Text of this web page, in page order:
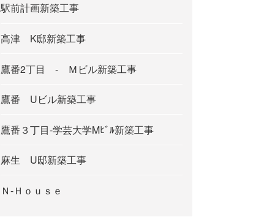
駅前計画新築工事
高津 K邸新築工事
鷹番2丁目 - Ｍビル新築工事
鷹番 Uビル新築工事
鷹番３丁目-学芸大学Mﾋﾞﾙ新築工事
麻生 U邸新築工事
Ｎ-Ｈｏｕｓｅ